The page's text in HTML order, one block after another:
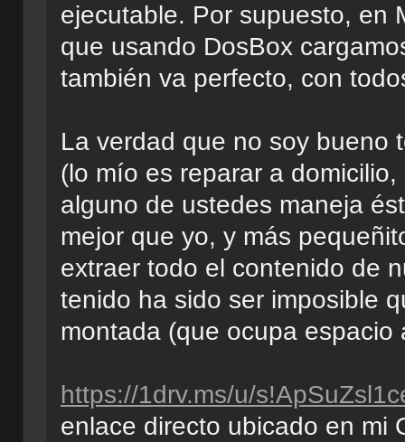
ejecutable. Por supuesto, en
que usando DosBox
también va perfecto, con
La verdad que no soy bueno
(lo mío es reparar a
alguno de ustedes maneja
mejor que yo, y más
extraer todo el contenido de
tenido ha sido ser imposible
montada (que ocupa espacio
https://1drv.ms/u/
enlace directo ubicado en mi